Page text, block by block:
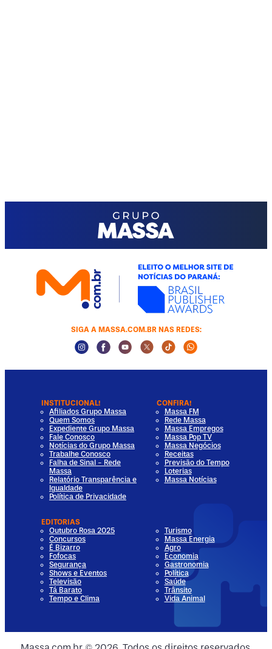
Media
Media
SIGA A MASSA.COM.BR NAS REDES:
Instagram Social Media
Facebook Social Media
Youtube Social Media
Twitter Social Media
Tiktok Social Media
Whatsapp
INSTITUCIONAL!
Afiliados Grupo Massa
Quem Somos
Expediente Grupo Massa
Fale Conosco
Notícias do Grupo Massa
Trabalhe Conosco
Falha de Sinal - Rede
Massa
Relatório Transparência e
Igualdade
Política de Privacidade
CONFIRA!
Massa FM
Rede Massa
Massa Empregos
Massa Pop TV
Massa Negócios
Receitas
Previsão do Tempo
Loterias
Massa Notícias
EDITORIAS
Outubro Rosa 2025
Concursos
É Bizarro
Fofocas
Segurança
Shows e Eventos
Televisão
Tá Barato
Tempo e Clima
Turismo
Massa Energia
Agro
Economia
Gastronomia
Política
Saúde
Trânsito
Vida Animal